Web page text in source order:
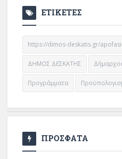
ΕΤΙΚΕΤΕΣ
https://dimos-deskatis.gr/
ΔΗΜΟΣ ΔΕΣΚΑΤΗΣ
Προγράμματα
ΠΡΟΣΦΑΤΑ